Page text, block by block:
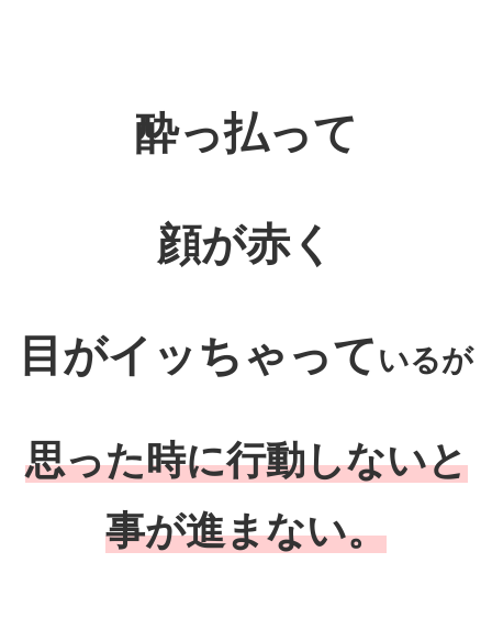
酔っ払って
顔が赤く
目がイッちゃっているが
思った時に行動しないと
事が進まない。